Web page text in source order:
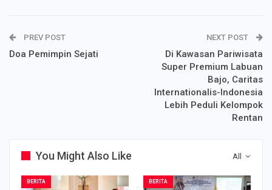
PREV POST
Doa Pemimpin Sejati
NEXT POST
Di Kawasan Pariwisata
Super Premium Labuan
Bajo, Caritas
Internationalis-Indonesia
Lebih Peduli Kelompok
Rentan
All
You Might Also Like
BERITA BERITA